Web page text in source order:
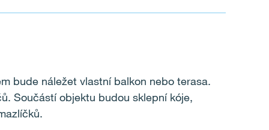
bude náležet vlastní balkon nebo terasa.
Součástí objektu budou sklepní kóje,